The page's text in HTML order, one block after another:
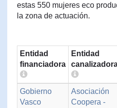
estas 550 mujeres eco
la zona de actuación.
Entidad
financiadora
Entidad
Gobierno
Vasco
Asociación
Coopera -